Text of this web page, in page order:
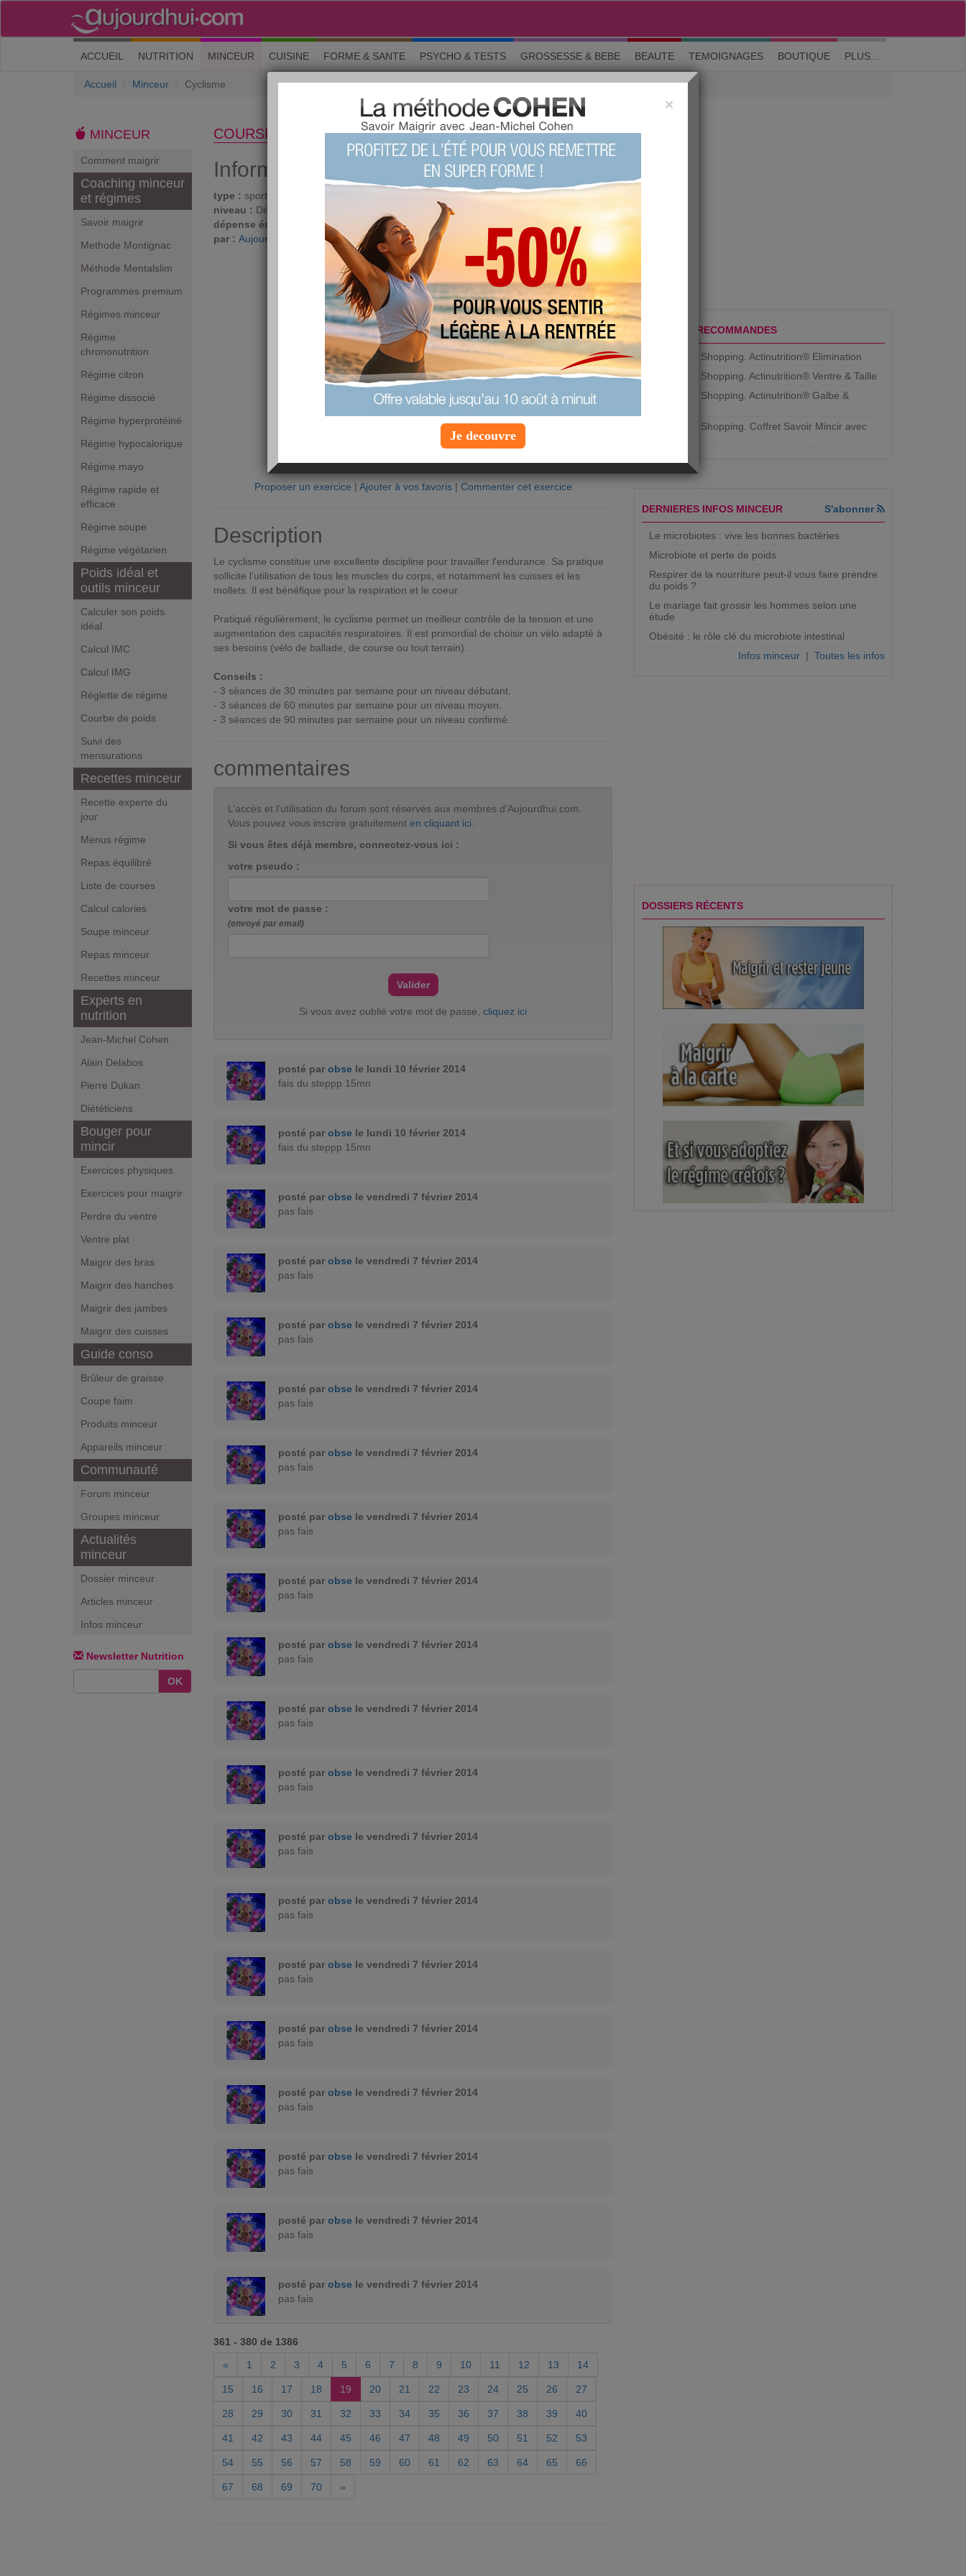
M'inscrire| Me connecter| ? Visite guidée
ACCUEIL (current)
NUTRITION MINCEUR CUISINE FORME & SANTE PSYCHO & TESTS GROSSESSE & BEBE BEAUTE TEMOIGNAGES BOUTIQUE PLUS...
Accueil Minceur Cyclisme
MINCEUR
Comment maigrir
Coaching minceur
et régimes
Savoir maigrir
Methode Montignac
Méthode Mentalslim
Programmes premium
Régimes minceur
Régime
chrononutrition
Régime citron
Régime dissocié
Régime hyperprotéiné
Régime hypocalorique
Régime mayo
Régime rapide et
efficace
Régime soupe
Régime végétarien
Poids idéal et
outils minceur
Calculer son poids
idéal
Calcul IMC
Calcul IMG
Réglette de régime
Courbe de poids
Suivi des
mensurations
Recettes minceur
Recette experte du
jour
Menus régime
Repas équilibré
Liste de courses
Calcul calories
Soupe minceur
Repas minceur
Recettes minceur
Experts en
nutrition
Jean-Michel Cohen
Alain Delabos
Pierre Dukan
Diététiciens
Bouger pour
mincir
Exercices physiques
Exercices pour maigrir
Perdre du ventre
Ventre plat
Maigrir des bras
Maigrir des hanches
Maigrir des jambes
Maigrir des cuisses
Guide conso
Brûleur de graisse
Coupe faim
Produits minceur
Appareils minceur
Communauté
Forum minceur
Groupes minceur
Actualités
minceur
Dossier minceur
Articles minceur
Infos minceur
Newsletter Nutrition
OK
COURSE À PIED
Informations générales
type : sport et loisirs
niveau : Débutant
dépense énergétique : 379
proposée
par : Aujourdhui.com
favorite :126 fois
commentée :
votre avis sur ce produit ?
4
Proposer un exercice | Ajouter à vos favoris| Commenter cet exercice
Description
Le cyclisme constitue une excellente discipline pour travailler l'endurance. Sa pratique
sollicite l'utilisation de tous les muscles du corps, et notamment les cuisses et les
mollets. Il est bénéfique pour la respiration et le coeur.
Pratiqué régulièrement, le cyclisme permet un meilleur contrôle de la tension et une
augmentation des capacités respiratoires. Il est primordial de choisir un vélo adapté à
ses besoins (vélo de ballade, de course ou tout terrain).
Conseils :
- 3 séances de 30 minutes par semaine pour un niveau débutant.
- 3 séances de 60 minutes par semaine pour un niveau moyen.
- 3 séances de 90 minutes par semaine pour un niveau confirmé.
commentaires
L’accès et l’utilisation du forum sont réservés aux membres d'Aujourdhui.com.
Vous pouvez vous inscrire gratuitement en cliquant ici
Si vous êtes déjà membre, connectez-vous ici :
votre pseudo :
votre mot de passe :
(envoyé par email)
Si vous avez oublié votre mot de passe, cliquez ici
posté par obse le lundi 10 février 2014
fais du steppp 15mn
posté par obse le lundi 10 février 2014
fais du steppp 15mn
posté par obse le vendredi 7 février 2014
pas fais
posté par obse le vendredi 7 février 2014
pas fais
posté par obse le vendredi 7 février 2014
pas fais
posté par obse le vendredi 7 février 2014
pas fais
posté par obse le vendredi 7 février 2014
pas fais
posté par obse le vendredi 7 février 2014
pas fais
posté par obse le vendredi 7 février 2014
pas fais
posté par obse le vendredi 7 février 2014
pas fais
posté par obse le vendredi 7 février 2014
pas fais
posté par obse le vendredi 7 février 2014
pas fais
posté par obse le vendredi 7 février 2014
pas fais
posté par obse le vendredi 7 février 2014
pas fais
posté par obse le vendredi 7 février 2014
pas fais
posté par obse le vendredi 7 février 2014
pas fais
posté par obse le vendredi 7 février 2014
pas fais
posté par obse le vendredi 7 février 2014
pas fais
posté par obse le vendredi 7 février 2014
pas fais
posté par obse le vendredi 7 février 2014
pas fais
361 - 380 de 1386
«
1 2 3 4 5 6 7 8 9 10 11 12 13 14
15 16 17 18 19 20 21 22 23 24 25 26 27
28 29 30 31 32 33 34 35 36 37 38 39 40
41 42 43 44 45 46 47 48 49 50 51 52 53
54 55 56 57 58 59 60 61 62 63 64 65 66
67 68 69 70 »
PRODUITS RECOMMANDES
Aujourdhui Shopping. Actinutrition® Elimination
Aujourdhui Shopping. Actinutrition® Ventre & Taille
Aujourdhui Shopping. Actinutrition® Galbe &
Aujourdhui Shopping. ​Coffret Savoir Mincir avec
DERNIERES INFOS MINCEUR S'abonner
Le microbiotes : vive les bonnes bactéries
Microbiote et perte de poids
Respirer de la nourriture peut-il vous faire prendre
du poids ?
Le mariage fait grossir les hommes selon une
étude
Obésité : le rôle clé du microbiote intestinal
Infos minceur | Toutes les infos
DOSSIERS RÉCENTS
×
Je decouvre